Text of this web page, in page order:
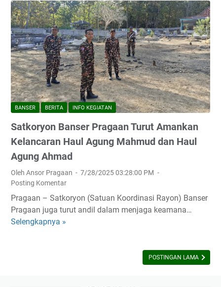
P
r
o
v
o
k
a
t
o
r
Y
n
M
r
u
P
o
l
s
e
k
P
r
e
n
d
a
G
l
a
h
,
A
n
s
o
r
P
r
a
g
a
T
g
u
s
e
r
S
a
t
k
o
r
y
o
n
P
r
a
a
a
BANSER BERITA INFO KEGIATAN
Satkoryon Banser Pragaan Turut Amankan
Kelancaran Haul Agung Mahmud dan Haul
Agung Ahmad
Oleh Ansor Pragaan
7/28/2025 03:28:00 PM
Posting Komentar
Pragaan – Satkoryon (Satuan Koordinasi Rayon) Banser
Pragaan juga turut andil dalam menjaga keamana…
Selengkapnya »
POSTINGAN LAMA